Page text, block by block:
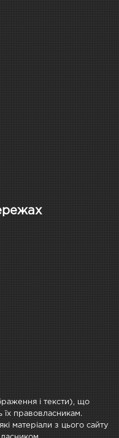
і тексти), що
їх правовласникам.
матеріали з цього сайту